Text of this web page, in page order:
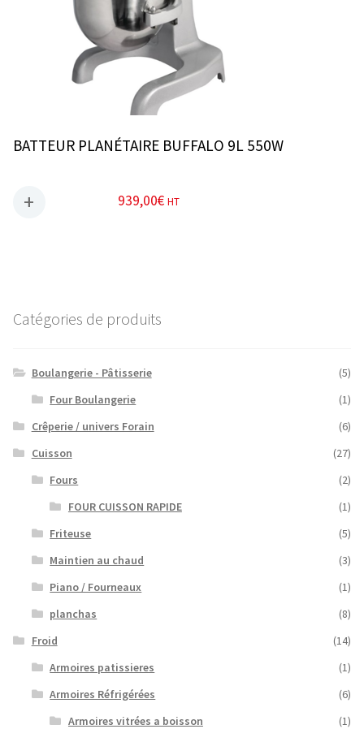
BATTEUR PLANÉTAIRE BUFFALO 9L 550W
939,00€ HT
Catégories de produits
Boulangerie - Pâtisserie
(5)
Four Boulangerie
(1)
Crêperie / univers Forain
(6)
Cuisson
(27)
Fours
(2)
FOUR CUISSON RAPIDE
(1)
Friteuse
(5)
Maintien au chaud
(3)
Piano / Fourneaux
(1)
planchas
(8)
Froid
(14)
Armoires patissieres
(1)
Armoires Réfrigérées
(6)
Armoires vitrées a boisson
(1)